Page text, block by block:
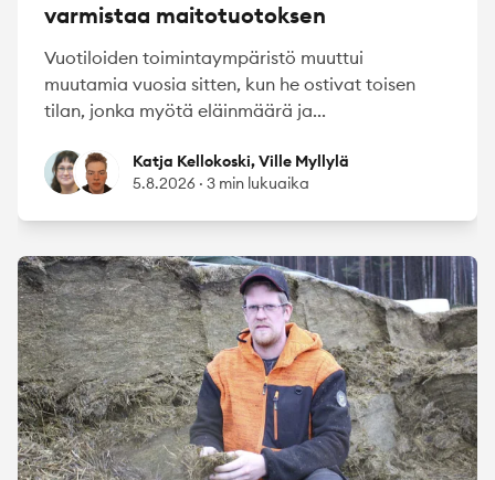
varmistaa maitotuotoksen
Vuotiloiden toimintaympäristö muuttui
muutamia vuosia sitten, kun he ostivat toisen
tilan, jonka myötä eläinmäärä ja...
Katja Kellokoski
Ville MyllyläKatja Kellokoski, Ville Myllylä
5.8.2026 · 3 min lukuaika